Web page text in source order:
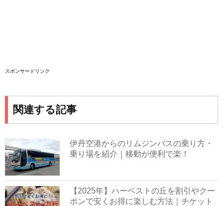
スポンサードリンク
関連する記事
伊丹空港からのリムジンバスの乗り方・
乗り場を紹介｜移動が便利で楽！
【2025年】ハーベストの丘を割引やクー
ポンで安くお得に楽しむ方法｜チケット